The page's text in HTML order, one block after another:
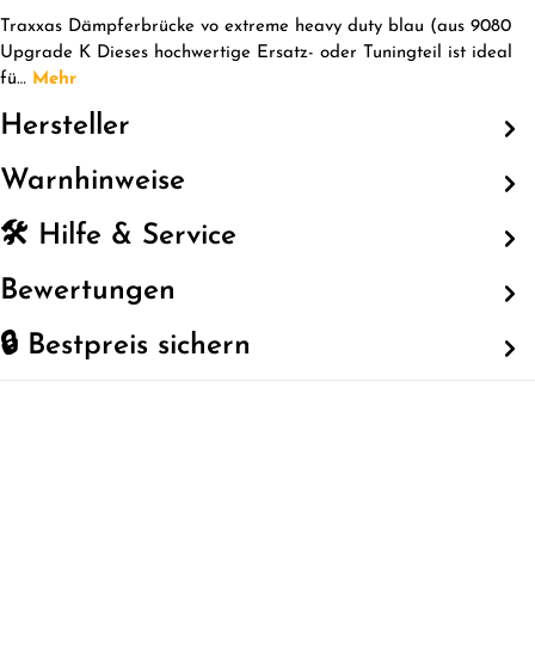
Traxxas Dämpferbrücke vo extreme heavy duty blau (aus 9080
Upgrade K Dieses hochwertige Ersatz- oder Tuningteil ist ideal
fü… Mehr
Hersteller
Warnhinweise
🛠️ Hilfe & Service
Bewertungen
🔒 Bestpreis sichern